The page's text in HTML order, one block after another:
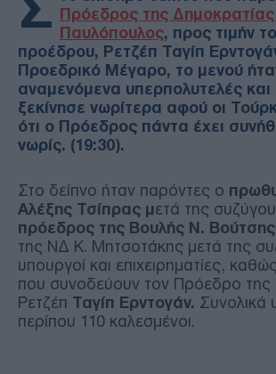
Πρόεδρος της
Παυλόπουλος, προς τιμήν
προέδρου, Ρετζέπ Ταγίπ
Προεδρικό Μέγαρο, το μενού
αναμενόμενα υπερπολυτελές και
ξεκίνησε νωρίτερα αφού οι
ότι ο Πρόεδρος πάντα έχει
νωρίς. (19:30).
Στο δείπνο ήταν παρόντες ο
Αλέξης Τσίπρας μετά της
πρόεδρος της Βουλής Ν. Βούτσης
της ΝΔ Κ. Μητσοτάκης μετά της
υπουργοί και επιχειρηματίες,
που συνοδεύουν τον Πρόεδρο της
Ρετζέπ Ταγίπ Ερντογάν. Συνολικά
περίπου 110 καλεσμένοι.